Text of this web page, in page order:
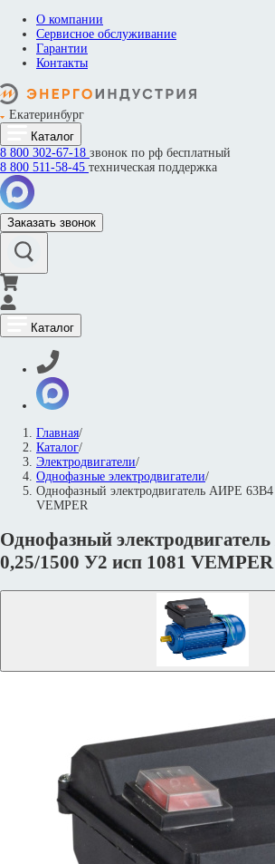
О компании
Сервисное обслуживание
Гарантии
Контакты
Екатеринбург
Каталог
8 800 302-67-18 звонок по рф бесплатный
8 800 511-58-45 техническая поддержка
Заказать звонок
Каталог
Главная/
Каталог/
Электродвигатели/
Однофазные электродвигатели/
Однофазный электродвигатель АИРЕ
VEMPER
Однофазный
0,25/1500 У2 исп 1081 VEMPER